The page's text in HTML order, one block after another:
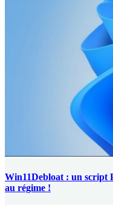
Win11Debloat : un script
au régime !